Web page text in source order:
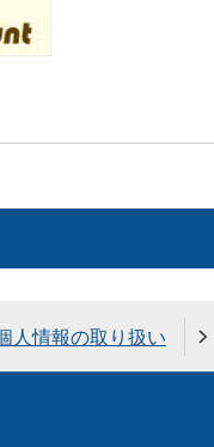
人情報の取り扱い